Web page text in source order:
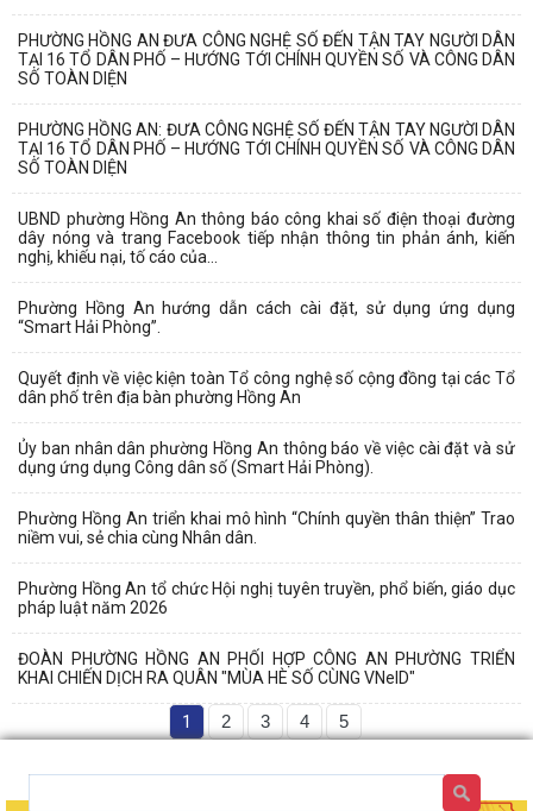
PHƯỜNG HỒNG AN ĐƯA CÔNG NGHỆ SỐ ĐẾN TẬN TAY NGƯỜI DÂN
TẠI 16 TỔ DÂN PHỐ – HƯỚNG TỚI CHÍNH QUYỀN SỐ VÀ CÔNG DÂN
SỐ TOÀN DIỆN
PHƯỜNG HỒNG AN: ĐƯA CÔNG NGHỆ SỐ ĐẾN TẬN TAY NGƯỜI DÂN
TẠI 16 TỔ DÂN PHỐ – HƯỚNG TỚI CHÍNH QUYỀN SỐ VÀ CÔNG DÂN
SỐ TOÀN DIỆN
UBND phường Hồng An thông báo công khai số điện thoại đường
dây nóng và trang Facebook tiếp nhận thông tin phản ánh, kiến
nghị, khiếu nại, tố cáo của...
Phường Hồng An hướng dẫn cách cài đặt, sử dụng ứng dụng
“Smart Hải Phòng”.
Quyết định về việc kiện toàn Tổ công nghệ số cộng đồng tại các Tổ
dân phố trên địa bàn phường Hồng An
Ủy ban nhân dân phường Hồng An thông báo về việc cài đặt và sử
dụng ứng dụng Công dân số (Smart Hải Phòng).
Phường Hồng An triển khai mô hình “Chính quyền thân thiện” Trao
niềm vui, sẻ chia cùng Nhân dân.
Phường Hồng An tổ chức Hội nghị tuyên truyền, phổ biến, giáo dục
pháp luật năm 2026
ĐOÀN PHƯỜNG HỒNG AN PHỐI HỢP CÔNG AN PHƯỜNG TRIỂN
KHAI CHIẾN DỊCH RA QUÂN "MÙA HÈ SỐ CÙNG VNeID"
1 2 3 4 5